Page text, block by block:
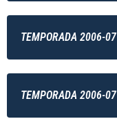
TEMPORADA 2006-07
TEMPORADA 2006-07